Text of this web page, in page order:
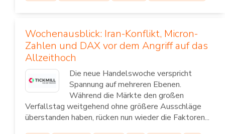
Wochenausblick: Iran-Konflikt, Micron-
Zahlen und DAX vor dem Angriff auf das
Allzeithoch
Die neue Handelswoche verspricht
Spannung auf mehreren Ebenen.
Während die Märkte den großen
Verfallstag weitgehend ohne größere Ausschläge
überstanden haben, rücken nun wieder die Faktoren...